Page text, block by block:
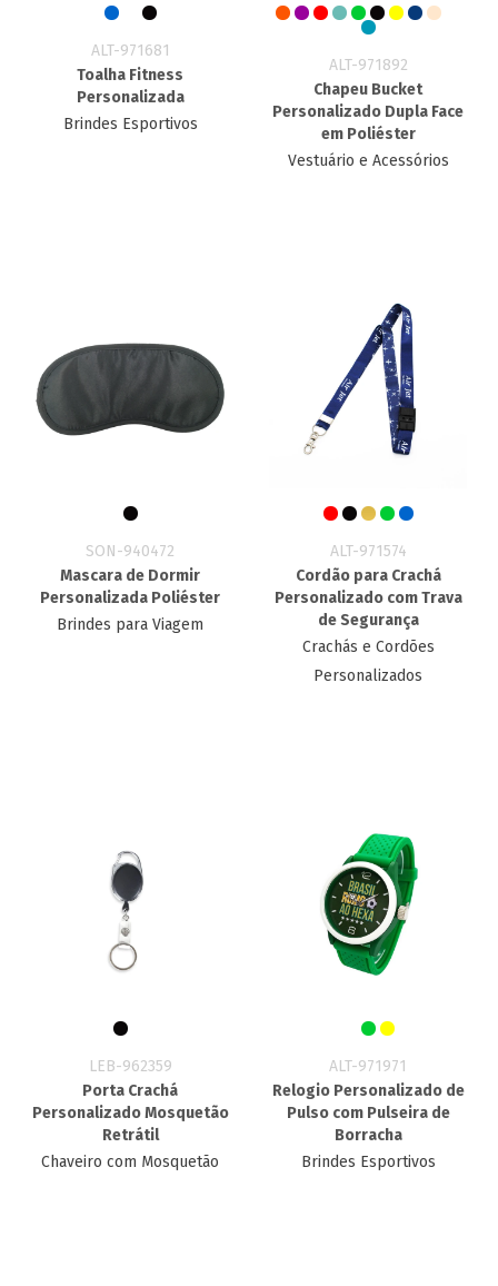
ALT-971681
Toalha Fitness
Personalizada
Brindes Esportivos
ALT-971892
Chapeu Bucket
Personalizado Dupla Face
em Poliéster
Vestuário e Acessórios
SON-940472
Mascara de Dormir
Personalizada Poliéster
Brindes para Viagem
ALT-971574
Cordão para Crachá
Personalizado com Trava
de Segurança
Crachás e Cordões
Personalizados
LEB-962359
Porta Crachá
Personalizado Mosquetão
Retrátil
Chaveiro com Mosquetão
ALT-971971
Relogio Personalizado de
Pulso com Pulseira de
Borracha
Brindes Esportivos